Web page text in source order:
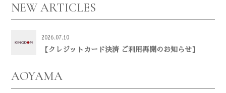
NEW ARTICLES
2026.07.10
【クレジットカード決済 ご利用再開のお知らせ】
AOYAMA